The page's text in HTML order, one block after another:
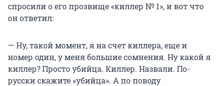
спросили о его прозвище «киллер № 1», и вот что
он ответил:
— Ну, такой момент, я на счет киллера, еще и
номер один, у меня большие сомнения. Ну какой я
киллер? Просто убийца. Киллер. Назвали. По-
русски скажите «убийца». А по поводу